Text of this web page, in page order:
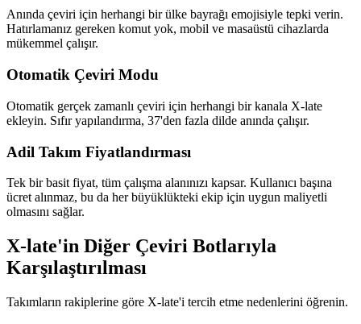
Anında çeviri için herhangi bir ülke bayrağı emojisiyle tepki verin.
Hatırlamanız gereken komut yok, mobil ve masaüstü cihazlarda
mükemmel çalışır.
Otomatik Çeviri Modu
Otomatik gerçek zamanlı çeviri için herhangi bir kanala X-late
ekleyin. Sıfır yapılandırma, 37'den fazla dilde anında çalışır.
Adil Takım Fiyatlandırması
Tek bir basit fiyat, tüm çalışma alanınızı kapsar. Kullanıcı başına
ücret alınmaz, bu da her büyüklükteki ekip için uygun maliyetli
olmasını sağlar.
X-late'in Diğer Çeviri Botlarıyla
Karşılaştırılması
Takımların rakiplerine göre X-late'i tercih etme nedenlerini öğrenin.